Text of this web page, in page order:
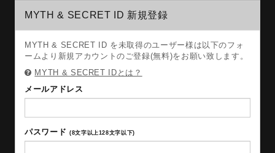
MYTH & SECRET ID 新規登録
MYTH & SECRET ID を未取得のユーザー様は以下のフォ
ームより新規アカウントのご登録(無料)をお願い致します。
MYTH & SECRET IDとは？
メールアドレス
パスワード (8文字以上128文字以下)